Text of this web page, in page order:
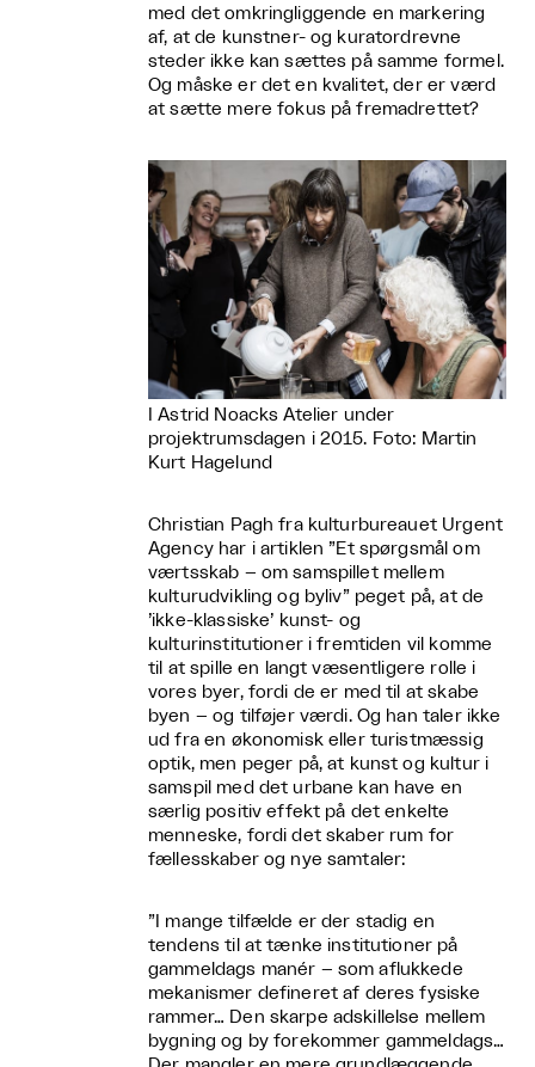
med det omkringliggende en markering
af, at de kunstner- og kuratordrevne
steder ikke kan sættes på samme formel.
Og måske er det en kvalitet, der er værd
at sætte mere fokus på fremadrettet?
I Astrid Noacks Atelier under
projektrumsdagen i 2015. Foto: Martin
Kurt Hagelund
Christian Pagh fra kulturbureauet Urgent
Agency har i artiklen ”Et spørgsmål om
værtsskab – om samspillet mellem
kulturudvikling og byliv” peget på, at de
’ikke-klassiske’ kunst- og
kulturinstitutioner i fremtiden vil komme
til at spille en langt væsentligere rolle i
vores byer, fordi de er med til at skabe
byen – og tilføjer værdi. Og han taler ikke
ud fra en økonomisk eller turistmæssig
optik, men peger på, at kunst og kultur i
samspil med det urbane kan have en
særlig positiv effekt på det enkelte
menneske, fordi det skaber rum for
fællesskaber og nye samtaler:
”I mange tilfælde er der stadig en
tendens til at tænke institutioner på
gammeldags manér – som aflukkede
mekanismer defineret af deres fysiske
rammer… Den skarpe adskillelse mellem
bygning og by forekommer gammeldags…